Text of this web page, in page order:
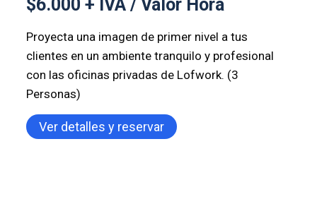
$6.000 + IVA / Valor Hora
Proyecta una imagen de primer nivel a tus
clientes en un ambiente tranquilo y profesional
con las oficinas privadas de Lofwork. (3
Personas)
Ver detalles y reservar